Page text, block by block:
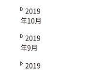
2019
年10月
2019
年9月
2019